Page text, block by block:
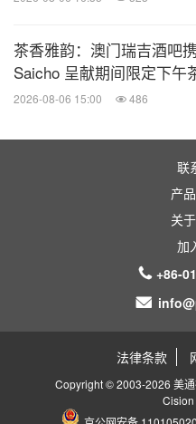
茶香雅韵：澳门瑞吉酒吧
Saicho 呈献期间限定下午
2026-08-06 15:00 486
联
产
关
加
+86-
法律条款
Copyright © 2003-2026 美
Cision